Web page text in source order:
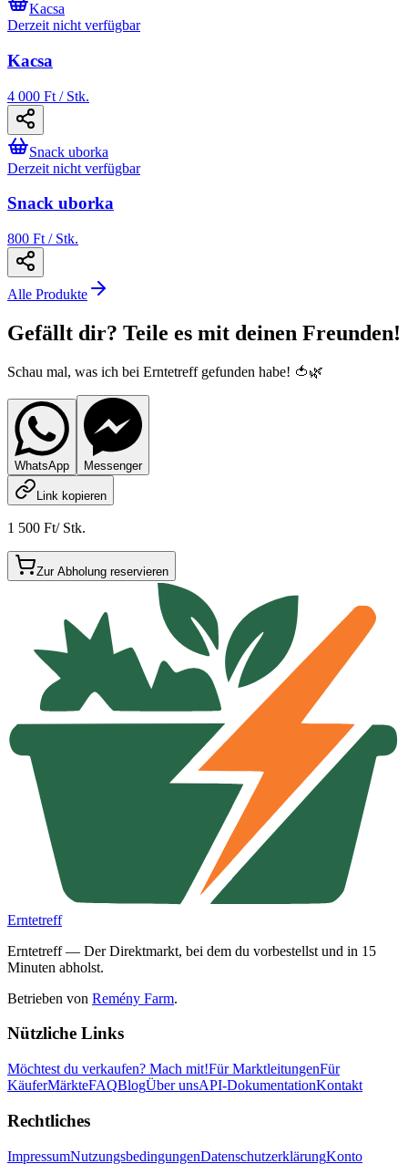
Kacsa
Derzeit nicht verfügbar
Kacsa
4 000 Ft / Stk.
Snack uborka
Derzeit nicht verfügbar
Snack uborka
800 Ft / Stk.
Alle Produkte
Gefällt dir? Teile es mit deinen Freunden!
Schau mal, was ich bei Erntetreff gefunden habe! 🍅🌿
WhatsApp Messenger
Link kopieren
1 500 Ft/ Stk.
Zur Abholung reservieren
Erntetreff
Erntetreff — Der Direktmarkt, bei dem du vorbestellst und in 15
Minuten abholst.
Betrieben von Remény Farm.
Nützliche Links
Möchtest du verkaufen? Mach mit!Für MarktleitungenFür
KäuferMärkteFAQBlogÜber unsAPI-DokumentationKontakt
Rechtliches
ImpressumNutzungsbedingungenDatenschutzerklärungKonto